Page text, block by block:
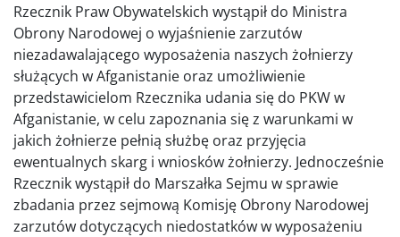
Rzecznik Praw Obywatelskich wystąpił do Ministra
Obrony Narodowej o wyjaśnienie zarzutów
niezadawalającego wyposażenia naszych żołnierzy
służących w Afganistanie oraz umożliwienie
przedstawicielom Rzecznika udania się do PKW w
Afganistanie, w celu zapoznania się z warunkami w
jakich żołnierze pełnią służbę oraz przyjęcia
ewentualnych skarg i wniosków żołnierzy. Jednocześnie
Rzecznik wystąpił do Marszałka Sejmu w sprawie
zbadania przez sejmową Komisję Obrony Narodowej
zarzutów dotyczących niedostatków w wyposażeniu